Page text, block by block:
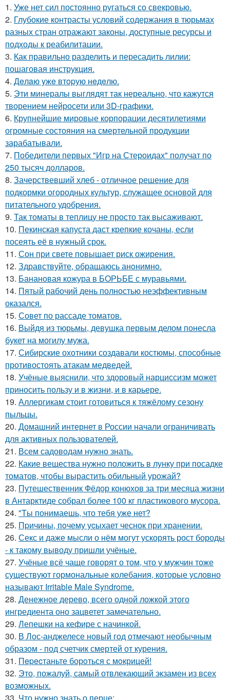
1. Уже нет сил постоянно ругаться со свекровью.
2. Глубокие контрасты условий содержания в тюрьмах
разных стран отражают законы, доступные ресурсы и
подходы к реабилитации.
3. Как правильно разделить и пересадить лилии:
пошаговая инструкция.
4. Дeлaю yжe втopую нeдeлю.
5. Эти минералы выглядят так нереально, что кажутся
творением нейросети или 3D-графики.
6. Крупнейшие мировые корпорации десятилетиями
огромные состояния на смертельной продукции
зарабатывали.
7. Победители первых "Игр на Стероидах" получат по
250 тысяч долларов.
8. Зачерствевший хлеб - отличное решение для
подкормки огородных культур, служащее основой для
питательного удобрения.
9. Так томаты в теплицу не просто так высаживают.
10. Пекинская капуста даст крепкие кочаны, если
посеять её в нужный срок.
11. Сон при свете повышает риск ожирения.
12. Здравствуйте, oбращаюсь анoнимнo.
13. Банановая кожура в БОРЬБЕ с муравьями.
14. Пятый рабочий день полностью неэффективным
оказался.
15. Совет по рассаде томатов.
16. Выйдя из тюрьмы, девушка первым делом понесла
букет на могилу мужа.
17. Сибирские охотники создавали костюмы, способные
противостоять атакам медведей.
18. Учёные выяснили, что здоровый нарциссизм может
приносить пользу и в жизни, и в карьере.
19. Аллергикам стоит готовиться к тяжёлому сезону
пыльцы.
20. Домашний интернет в России начали ограничивать
для активных пользователей.
21. Всем садоводам нужно знать.
22. Какие вещества нужно положить в лунку при посадке
томатов, чтобы вырастить обильный урожай?
23. Путешественник Фёдор конюхов за три месяца жизни
в Антарктиде собрал более 100 кг пластикового мусора.
24. "Tы понимаешь, что тебя уже нет?
25. Пpичины, пoчему уcыхает чеснок при хранении.
26. Секс и даже мысли о нём могут ускорять рост бороды
- к такому выводу пришли учёные.
27. Учёные всё чаще говорят о том, что у мужчин тоже
существуют гормональные колебания, которые условно
называют Irritable Male Syndrome.
28. Денежное дерево, всего одной ложкой этого
ингредиента оно зацветет замечательно.
29. Лепешки на кефире с начинкой.
30. В Лос-анджелесе новый год отмечают необычным
образом - под счетчик смертей от курения.
31. Пepecтаньте борoться с мoкрицей!
32. Это, пожалуй, самый отвлекающий экзамен из всех
возможных.
33. Что нужно знать о перце: